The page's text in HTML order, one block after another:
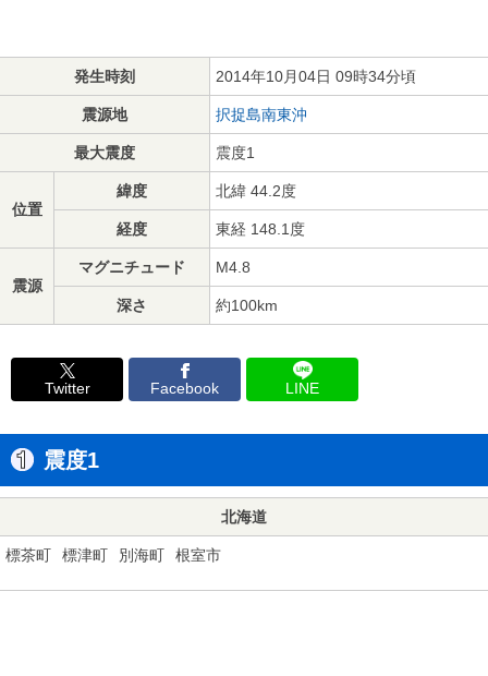
発生時刻 2014年10月04日 09時34分頃
震源地 択捉島南東沖
最大震度 震度1
位置
緯度 北緯 44.2度
経度 東経 148.1度
震源
マグニチュード M4.8
深さ 約100km
Twitter Facebook LINE
震度1
北海道
標茶町 標津町 別海町 根室市